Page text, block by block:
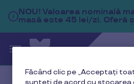
Sari la conținutul principal
NOU! Valoarea nominală
masă este 45 lei/zi. Oferă
Făcând clic pe „Acceptați
sunteți de acord cu stocarea